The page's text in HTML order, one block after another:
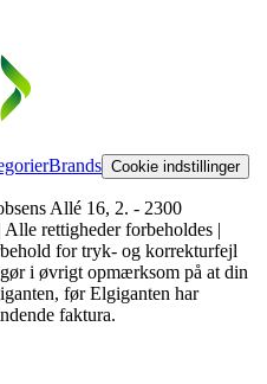
Brands Cookie indstillinger
Allé 16, 2. - 2300
rettigheder forbeholdes |
for tryk- og korrekturfejl
i øvrigt opmærksom på at din
før Elgiganten har
faktura.